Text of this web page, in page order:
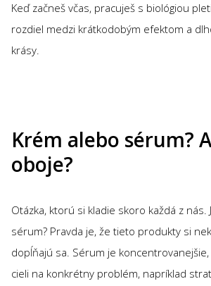
Keď začneš včas, pracuješ s biológiou
rozdiel medzi krátkodobým efektom a
krásy.
Krém alebo sérum?
oboje?
Otázka, ktorú si kladie skoro každá z nás.
sérum? Pravda je, že tieto produkty si
dopĺňajú sa. Sérum je
cieli na konkrétny problém, napríklad